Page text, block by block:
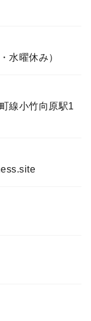
水曜休み）
線小竹向原駅1